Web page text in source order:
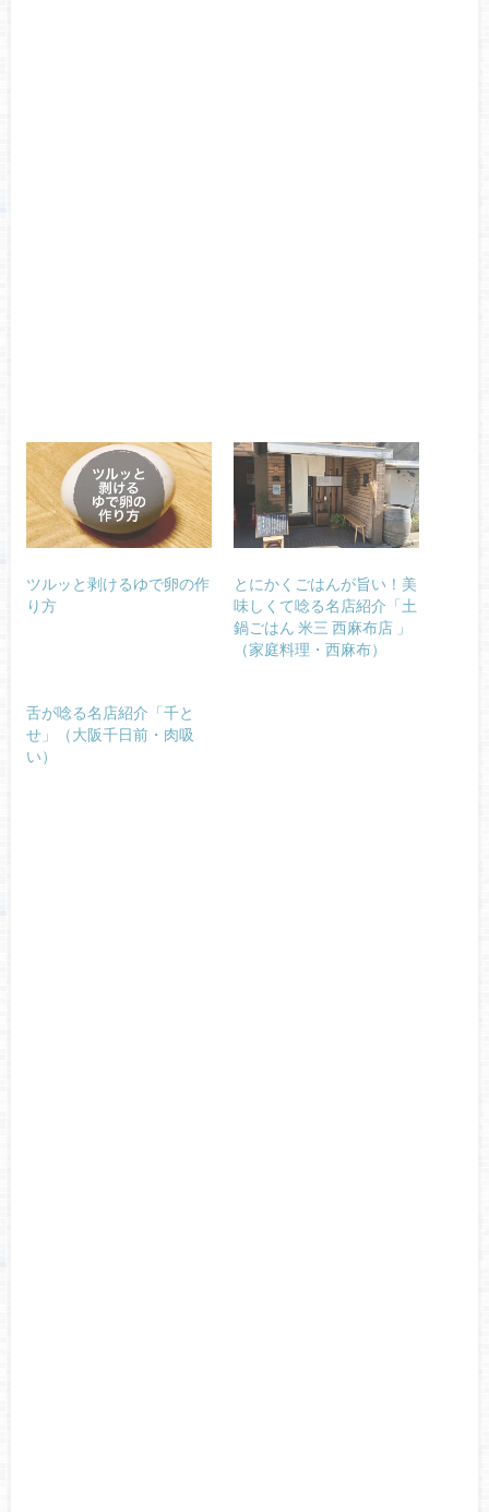
ツルッと剥けるゆで卵の作
り方
とにかくごはんが旨い！美
味しくて唸る名店紹介「土
鍋ごはん 米三 西麻布店 」
（家庭料理・西麻布）
舌が唸る名店紹介「千と
せ」（大阪千日前・肉吸
い）